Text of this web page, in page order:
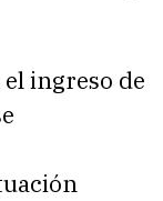
ingreso de